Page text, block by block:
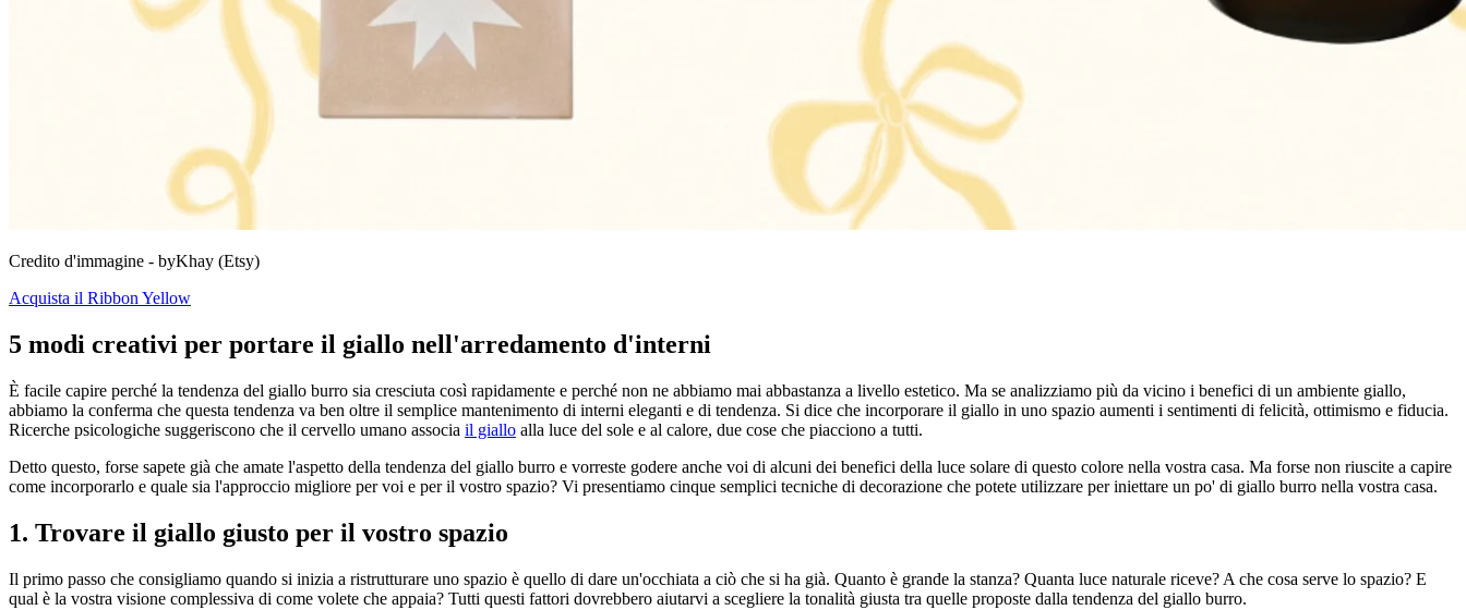
Credito d'immagine - byKhay (Etsy)
Acquista il Ribbon Yellow
5 modi creativi per portare il giallo nell'arredamento d'interni
È facile capire perché la tendenza del giallo burro sia cresciuta così rapidamente e perché non ne abbiamo mai abbastanza a livello estetico. Ma se analizziamo più da vicino i benefici di un ambiente giallo,
abbiamo la conferma che questa tendenza va ben oltre il semplice mantenimento di interni eleganti e di tendenza. Si dice che incorporare il giallo in uno spazio aumenti i sentimenti di felicità, ottimismo e fiducia.
Ricerche psicologiche suggeriscono che il cervello umano associa il giallo alla luce del sole e al calore, due cose che piacciono a tutti.
Detto questo, forse sapete già che amate l'aspetto della tendenza del giallo burro e vorreste godere anche voi di alcuni dei benefici della luce solare di questo colore nella vostra casa. Ma forse non riuscite a capire
come incorporarlo e quale sia l'approccio migliore per voi e per il vostro spazio? Vi presentiamo cinque semplici tecniche di decorazione che potete utilizzare per iniettare un po' di giallo burro nella vostra casa.
1. Trovare il giallo giusto per il vostro spazio
Il primo passo che consigliamo quando si inizia a ristrutturare uno spazio è quello di dare un'occhiata a ciò che si ha già. Quanto è grande la stanza? Quanta luce naturale riceve? A che cosa serve lo spazio? E
qual è la vostra visione complessiva di come volete che appaia? Tutti questi fattori dovrebbero aiutarvi a scegliere la tonalità giusta tra quelle proposte dalla tendenza del giallo burro.